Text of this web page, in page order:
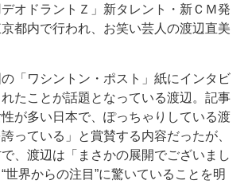
ドラントＺ」新タレント・新ＣＭ発
都内で行われ、お笑い芸人の渡辺直美
「ワシントン・ポスト」紙にインタビ
たことが話題となっている渡辺。記事
が多い日本で、ぽっちゃりしている渡
っている」と賞賛する内容だったが、
、渡辺は「まさかの展開でございまし
界からの注目”に驚いていることを明